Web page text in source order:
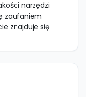
narzędzi
zaufaniem
znajduje się